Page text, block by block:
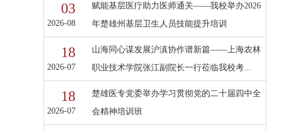
03
2026-08
赋能基层医疗助力医师通关——我校举办2026
年楚雄州基层卫生人员技能提升培训
18
2026-07
山海同心谋发展沪滇协作谱新篇——上海农林
职业技术学院张江副院长一行莅临我校考...
18
2026-07
楚雄医专党委举办学习贯彻党的二十届四中全
会精神培训班